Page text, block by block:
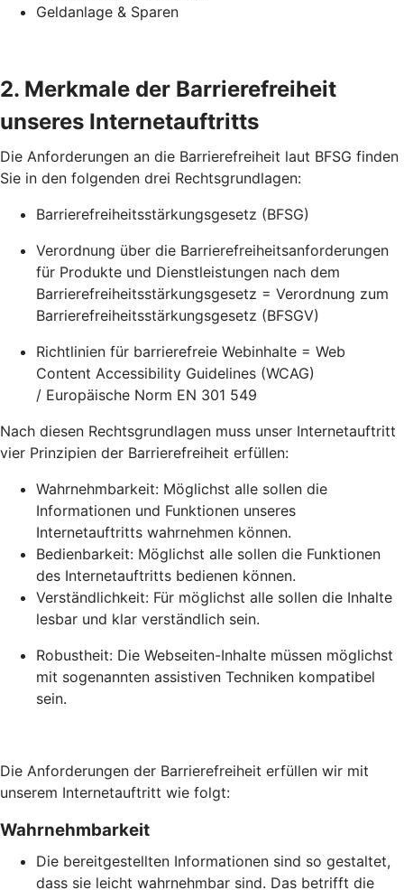
Geldanlage & Sparen
2. Merkmale der Barrierefreiheit
unseres Internetauftritts
Die Anforderungen an die Barrierefreiheit laut BFSG finden
Sie in den folgenden drei Rechtsgrundlagen:
Barrierefreiheitsstärkungsgesetz (BFSG)
Verordnung über die Barrierefreiheitsanforderungen
für Produkte und Dienstleistungen nach dem
Barrierefreiheitsstärkungsgesetz = Verordnung zum
Barrierefreiheitsstärkungsgesetz (BFSGV)
Richtlinien für barrierefreie Webinhalte = Web
Content Accessibility Guidelines (WCAG)
/ Europäische Norm EN 301 549
Nach diesen Rechtsgrundlagen muss unser Internetauftritt
vier Prinzipien der Barrierefreiheit erfüllen:
Wahrnehmbarkeit: Möglichst alle sollen die
Informationen und Funktionen unseres
Internetauftritts wahrnehmen können.
Bedienbarkeit: Möglichst alle sollen die Funktionen
des Internetauftritts bedienen können.
Verständlichkeit: Für möglichst alle sollen die Inhalte
lesbar und klar verständlich sein.
Robustheit: Die Webseiten-Inhalte müssen möglichst
mit sogenannten assistiven Techniken kompatibel
sein.
Die Anforderungen der Barrierefreiheit erfüllen wir mit
unserem Internetauftritt wie folgt:
Wahrnehmbarkeit
Die bereitgestellten Informationen sind so gestaltet,
dass sie leicht wahrnehmbar sind. Das betrifft die